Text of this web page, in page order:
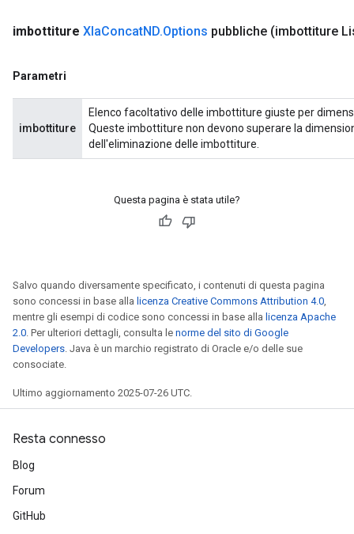
imbottiture XlaConcatND.Options pubbliche (imbottiture
Parametri
imbottiture
Elenco facoltativo delle imbottiture giuste per
Queste imbottiture non devono superare la
dell'eliminazione delle imbottiture.
Questa pagina è stata utile?
Salvo quando diversamente specificato, i contenuti di questa pagina
sono concessi in base alla licenza Creative Commons Attribution 4.0
mentre gli esempi di codice sono concessi in base alla licenza Apache
2.0 . Per ulteriori dettagli, consulta le norme del sito di Google
Developers . Java è un marchio registrato di Oracle e/o delle sue
consociate.
Ultimo aggiornamento 2025-07-26 UTC.
Resta connesso
Blog
Forum
GitHub